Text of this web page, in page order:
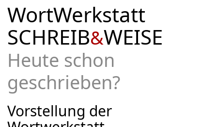
WortWerkstatt
SCHREIB&­WEISE
Heute schon
geschrieben?
Vorstellung der